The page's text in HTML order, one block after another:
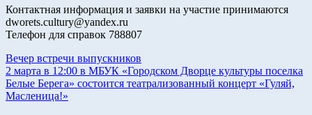
Контактная информация и заявки на участие принимаются
dworets.cultury@yandex.ru
Телефон для справок 788807
Навигация
по
записям
Previous
Post:
Вечер встречи выпускников
Next
Post:
2 марта в 12:00 в МБУК «Городском Дворце культуры поселка
Белые Берега» состоится театрализованный концерт «Гуляй,
Масленица!»